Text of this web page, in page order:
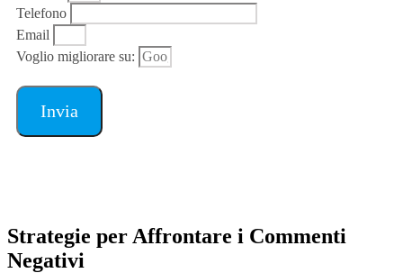
Telefono
Email
Voglio migliorare su:
Invia
Strategie per Affrontare i Commenti
Negativi